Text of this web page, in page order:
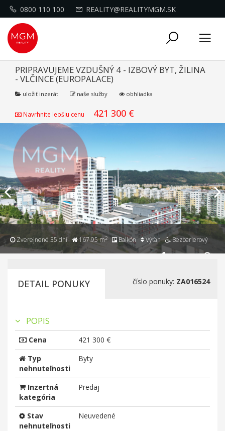
0800 110 100 REALITY@REALITYMGM.SK
Toggle
PRIPRAVUJEME VZDUŠNÝ 4 - IZBOVÝ BYT, ŽILINA
- VLČINCE (EUROPALACE)
uložiť inzerát naše služby obhliadka
Navrhnite lepšiu cenu 421 300 €
Zverejnené 35 dní 167.95 m2 Balkón Výťah Bezbarierový
Previous
DETAIL PONUKY číslo ponuky: ZA016524
POPIS
Cena
421 300 €
Typ
nehnuteľnosti
Byty
Inzertná
kategória
Predaj
Stav
nehnuteľnosti
Neuvedené